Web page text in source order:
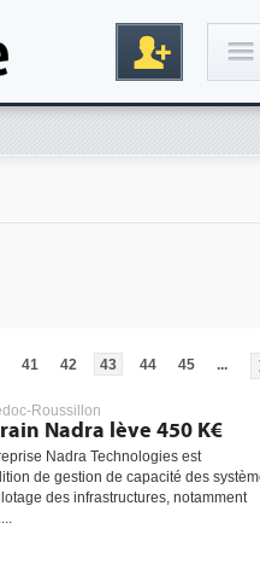
41 42 43 44 45 ...
Roussillon
Nadra lève 450 K€
Nadra Technologies est
de gestion de capacité des
des infrastructures, notamment